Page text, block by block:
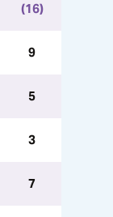
(16)
9
5
3
7